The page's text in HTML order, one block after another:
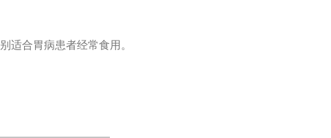
适合胃病患者经常食用。